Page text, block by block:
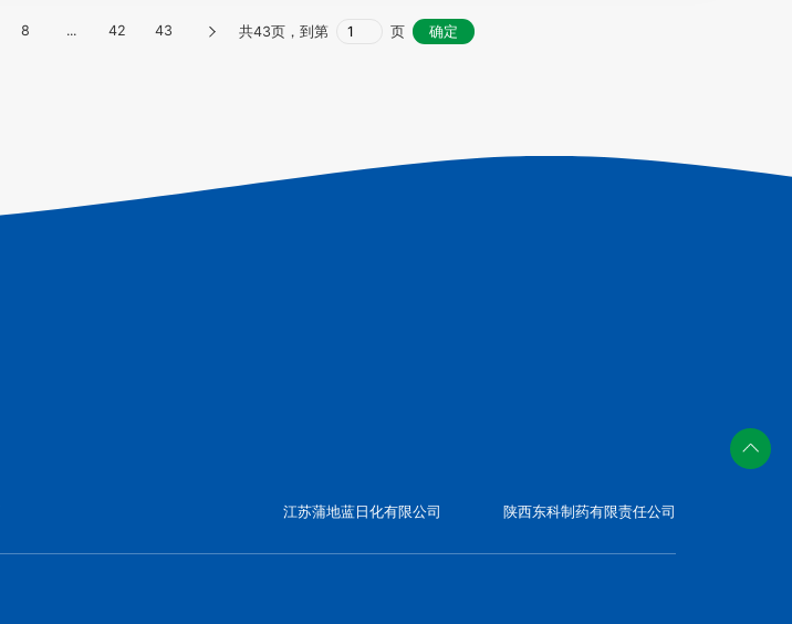
8 ... 42 43 共43页，到第 页 确定
江苏蒲地蓝日化有限公司 陕西东科制药有限责任公司